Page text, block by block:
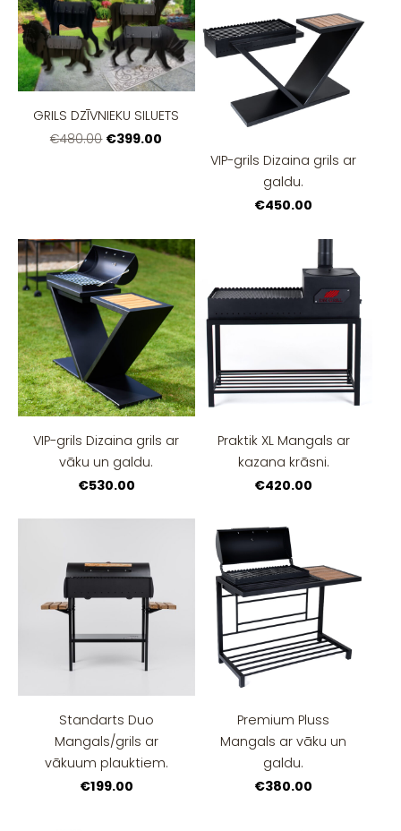
GRILS DZĪVNIEKU SILUETS
€480.00 €399.00
VIP-grils Dizaina grils ar
galdu.
€450.00
VIP-grils Dizaina grils ar
vāku un galdu.
€530.00
Praktik XL Mangals ar
kazana krāsni.
€420.00
Standarts Duo
Mangals/grils ar
vākuum plauktiem.
€199.00
Premium Pluss
Mangals ar vāku un
galdu.
€380.00